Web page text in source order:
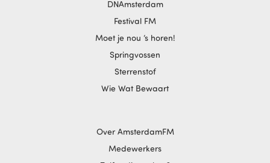
DNAmsterdam
Festival FM
Moet je nou ‘s horen!
Springvossen
Sterrenstof
Wie Wat Bewaart
Over AmsterdamFM
Medewerkers